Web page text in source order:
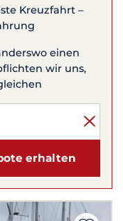
Kreuzfahrt –
einen
wir uns,
erhalten